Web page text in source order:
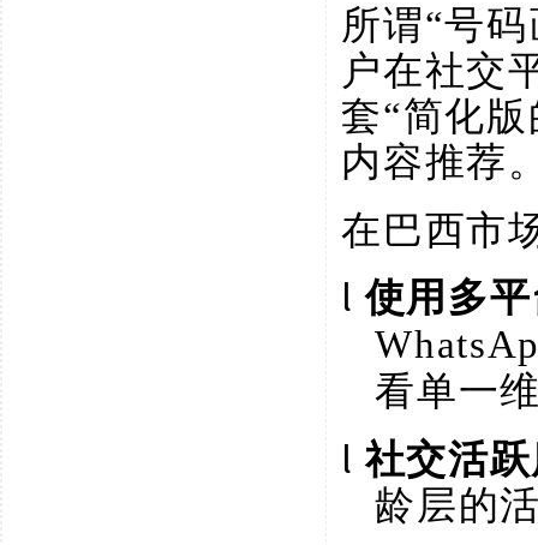
所谓“号
户在社交
套“简化
内容推荐
在巴西市
l使用多
看单一
l社交活
龄层的